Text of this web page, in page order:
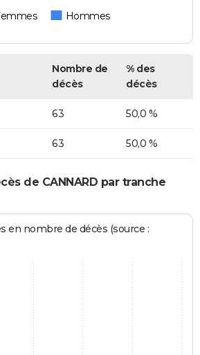
Hommes
Nombre de
décès
% des
décès
63 50,0 %
63 50,0 %
de CANNARD par tranche
en nombre de décès (source :